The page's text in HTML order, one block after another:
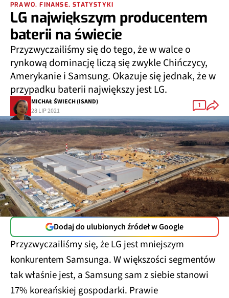
PRAWO, FINANSE, STATYSTYKI
LG największym producentem
baterii na świecie
Przyzwyczailiśmy się do tego, że w walce o
rynkową dominację liczą się zwykle Chińczycy,
Amerykanie i Samsung. Okazuje się jednak, że w
przypadku baterii największy jest LG.
MICHAŁ ŚWIECH (ISAND)
28 LIP 2021
1
Dodaj do ulubionych źródeł w Google
Przyzwyczailiśmy się, że LG jest mniejszym
konkurentem Samsunga. W większości segmentów
tak właśnie jest, a Samsung sam z siebie stanowi
17% koreańskiej gospodarki. Prawie